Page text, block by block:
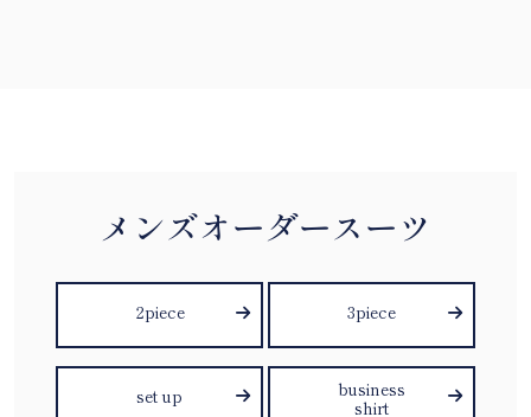
メンズオーダースーツ
2piece 3piece
set up
business
shirt